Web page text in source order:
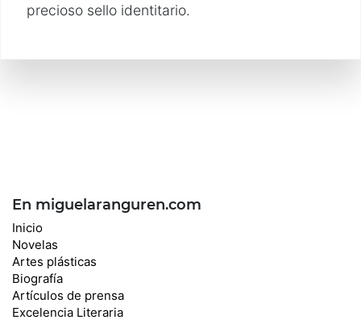
precioso sello identitario.
En miguelaranguren.com
Inicio
Novelas
Artes plásticas
Biografía
Artículos de prensa
Excelencia Literaria